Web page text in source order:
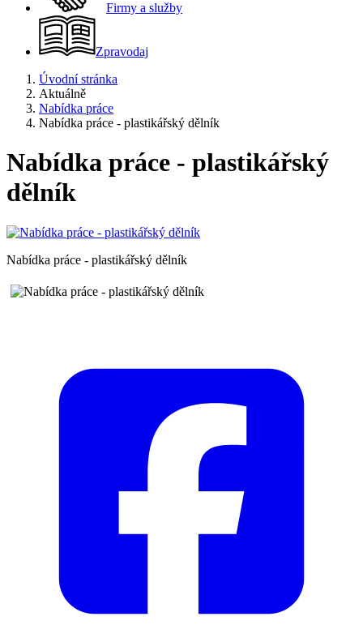
Firmy a služby
Zpravodaj
Úvodní stránka
Aktuálně
Nabídka práce
Nabídka práce - plastikářský dělník
Nabídka práce - plastikářský
dělník
Nabídka práce - plastikářský dělník